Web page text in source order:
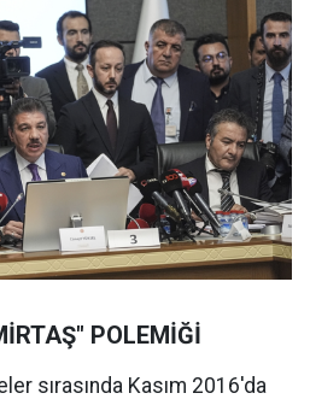
POLEMİĞİ
sırasında Kasım 2016'da